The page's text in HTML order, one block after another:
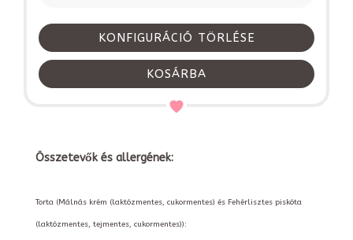
KONFIGURÁCIÓ TÖRLÉSE
KOSÁRBA
Összetevők és allergének:
Torta (Málnás krém (laktózmentes, cukormentes) és Fehérlisztes piskóta
(laktózmentes, tejmentes, cukormentes)):